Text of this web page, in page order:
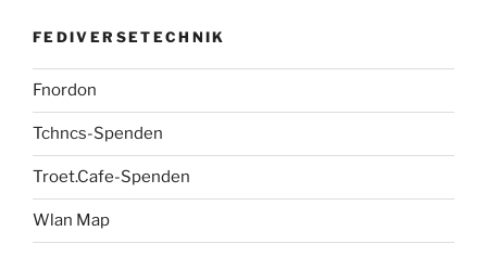
FEDIVERSETECHNIK
Fnordon
Tchncs-Spenden
Troet.Cafe-Spenden
Wlan Map